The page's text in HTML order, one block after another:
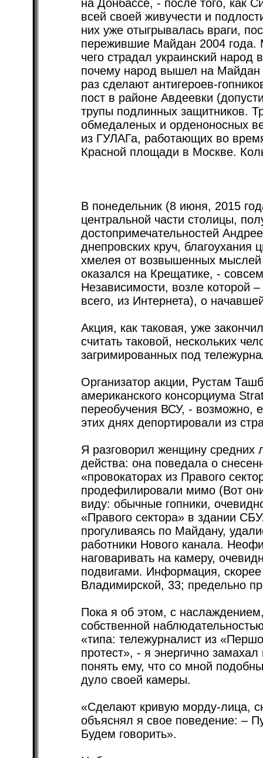
на Донбассе, - после того, как
всей своей живучести и
них уже отыгрывалась враги,
пережившие Майдан 2004 года.
чего страдал украинский народ
почему народ вышел на
раз сделают антигероев-
пост в районе Авдеевки
трупы подлинных защитников.
обмедаленых и орденоносных
из ГУЛАГа, работающих во
Красной площади в Москве.
В понедельник (8 июня, 2015
центральной части столицы,
достопримечательностей
днепровских круч, благоухания
хмелея от возвышенных мыслей
оказался на Крещатике, -
Независимости, возле которой
всего, из Интернета), о
Акция, как таковая, уже
считать таковой, нескольких
загримированных под
Организатор акции, Рустам
американского консорциума
переобучения ВСУ, - возможно,
этих днях депортировали из
Я разговорил женщину средних
действа: она поведала о
«провокаторах из Правого
продефилировали мимо (Вот
виду: обычные гопники,
«Правого сектора» в здании
прогуливаясь по Майдану,
работники Нового канала.
наговаривать на камеру,
подвигами. Информация,
Владимирской, 33; предельно
Пока я об этом, с
собственной
«типа: тележурналист из
протест», - я энергично
понять ему, что со мной
дуло своей камеры.
«Сделают кривую морду-лица,
объяснял я свое поведение: –
Будем говорить».